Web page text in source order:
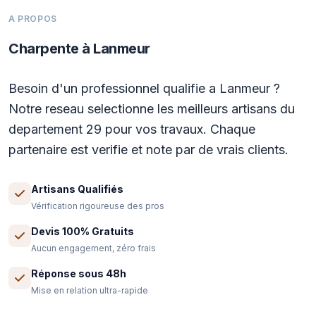
A PROPOS
Charpente à Lanmeur
Besoin d'un professionnel qualifie a Lanmeur ?
Notre reseau selectionne les meilleurs artisans du
departement 29 pour vos travaux. Chaque
partenaire est verifie et note par de vrais clients.
Artisans Qualifiés
Vérification rigoureuse des pros
Devis 100% Gratuits
Aucun engagement, zéro frais
Réponse sous 48h
Mise en relation ultra-rapide